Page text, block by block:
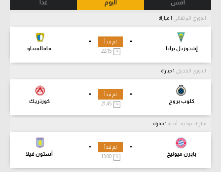
أمس اليوم غدا
الدوري البرتغالي
-
إشتوريل برايا
-
فاماليساو
لم تبدأ
22:15
الدوري البلجيكي
-
كلوب بروج
-
كورتريك
لم تبدأ
21:45
مباريات ودية - أندية
-
بايرن ميونيخ
-
أستون فيلا
لم تبدأ
13:00